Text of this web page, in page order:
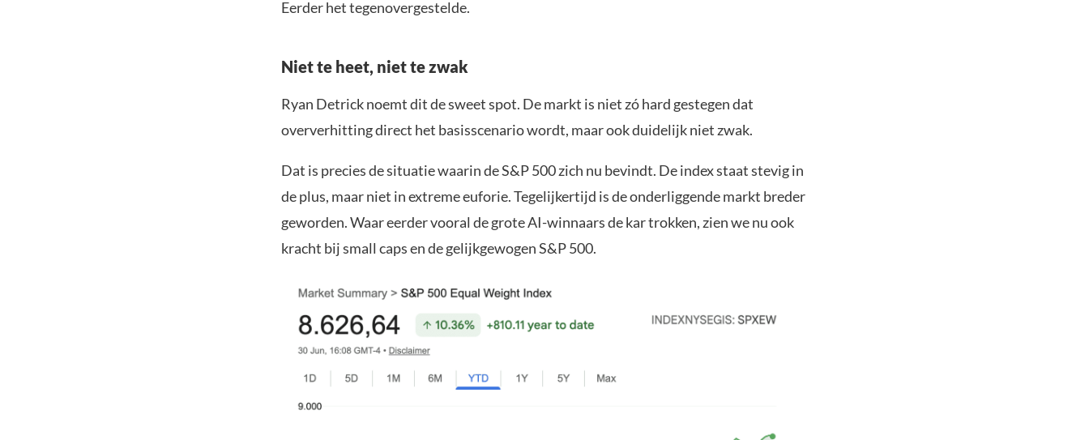
Eerder het tegenovergestelde.
Niet te heet, niet te zwak
Ryan Detrick noemt dit de sweet spot. De markt is niet zó hard gestegen dat
oververhitting direct het basisscenario wordt, maar ook duidelijk niet zwak.
Dat is precies de situatie waarin de S&P 500 zich nu bevindt. De index staat stevig in
de plus, maar niet in extreme euforie. Tegelijkertijd is de onderliggende markt breder
geworden. Waar eerder vooral de grote AI-winnaars de kar trokken, zien we nu ook
kracht bij small caps en de gelijkgewogen S&P 500.